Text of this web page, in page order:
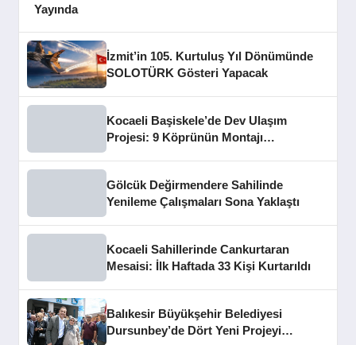
Yayında
İzmit’in 105. Kurtuluş Yıl Dönümünde
SOLOTÜRK Gösteri Yapacak
Kocaeli Başiskele’de Dev Ulaşım
Projesi: 9 Köprünün Montajı
Gölcük Değirmendere Sahilinde
Yenileme Çalışmaları Sona Yaklaştı
Kocaeli Sahillerinde Cankurtaran
Mesaisi: İlk Haftada 33 Kişi Kurtarıldı
Balıkesir Büyükşehir Belediyesi
Dursunbey’de Dört Yeni Projeyi